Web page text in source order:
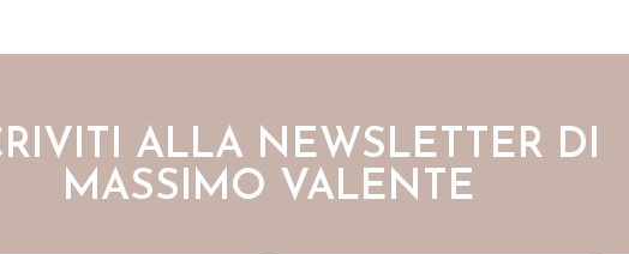
ALLA NEWSLETTER DI
MASSIMO VALENTE